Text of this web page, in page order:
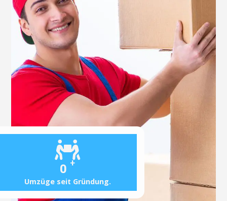
0 +
Umzüge seit Gründung.